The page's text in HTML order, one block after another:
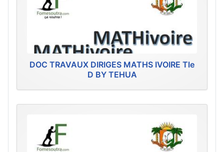
DOC TRAVAUX DIRIGES MATHS IVOIRE Tle
D BY TEHUA